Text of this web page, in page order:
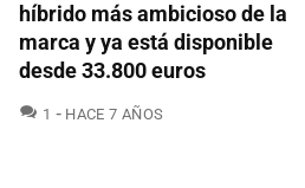
híbrido más ambicioso de la
marca y ya está disponible
desde 33.800 euros
1 COMENTARIOS
HACE 7 AÑOS